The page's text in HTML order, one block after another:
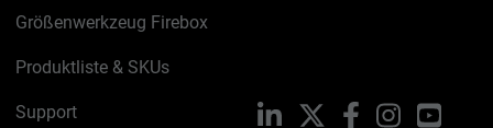
Größenwerkzeug Firebox
Produktliste & SKUs
Support LinkedIn FacebookInstagram